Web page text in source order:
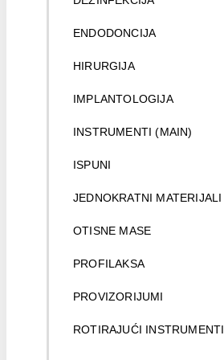
ENDODONCIJA
HIRURGIJA
IMPLANTOLOGIJA
INSTRUMENTI (MAIN)
ISPUNI
JEDNOKRATNI MATERIJALI
OTISNE MASE
PROFILAKSA
PROVIZORIJUMI
ROTIRAJUĆI INSTRUMENTI